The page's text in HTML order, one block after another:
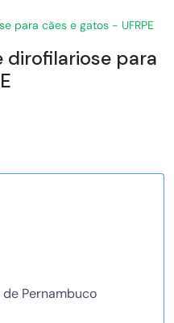
para cães e gatos - UFRPE
dirofilariose para
Pernambuco